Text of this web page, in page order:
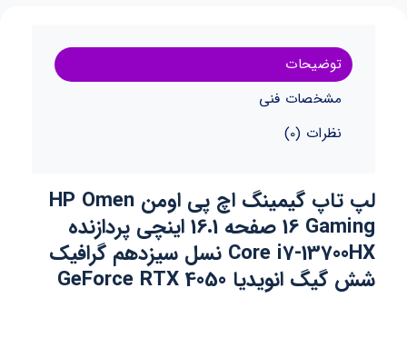
توضیحات
مشخصات فنی
نظرات (0)
لپ تاپ گیمینگ اچ پی اومن HP Omen
16 Gaming صفحه 16.1 اینچی پردازنده
Core i7-13700HX نسل سیزدهم گرافیک
شش گیگ انویدیا GeForce RTX 4050